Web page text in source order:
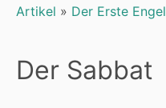
Artikel » Der Erste Engel
Der Sabbat